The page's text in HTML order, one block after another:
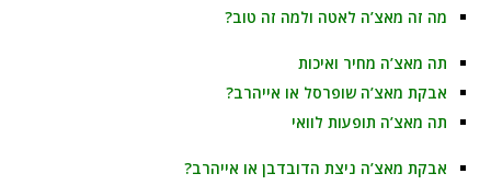
מה זה מאצ’ה לאטה ולמה זה טוב?
תה מאצ’ה מחיר ואיכות
אבקת מאצ’ה שופרסל או אייהרב?
תה מאצ’ה תופעות לוואי
אבקת מאצ’ה ניצת הדובדבן או אייהרב?